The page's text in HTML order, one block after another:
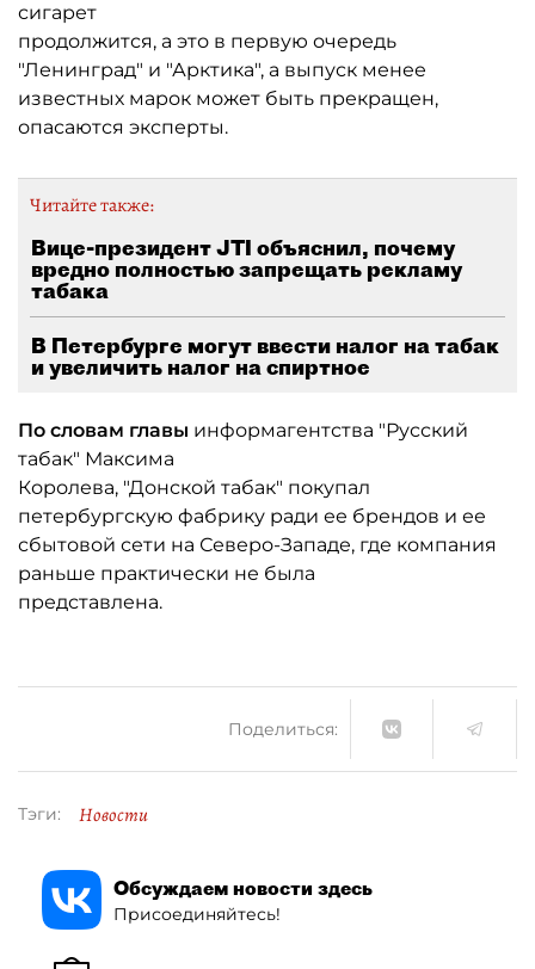
сигарет
продолжится, а это в первую очередь
"Ленинград" и "Арктика", а выпуск менее
известных марок может быть прекращен,
опасаются эксперты.
Читайте также:
Вице-президент JTI объяснил, почему
вредно полностью запрещать рекламу
табака
В Петербурге могут ввести налог на табак
и увеличить налог на спиртное
По словам главы информагентства "Русский
табак" Максима
Королева, "Донской табак" покупал
петербургскую фабрику ради ее брендов и ее
сбытовой сети на Северо-Западе, где компания
раньше практически не была
представлена.
Поделиться:
Тэги: Новости
Обсуждаем новости здесь
Присоединяйтесь!